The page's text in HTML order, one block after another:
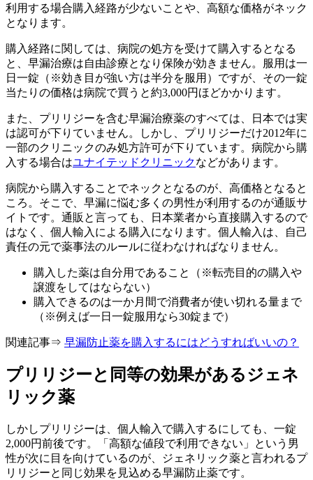
利用する場合購入経路が少ないことや、高額な価格がネック
となります。
購入経路に関しては、病院の処方を受けて購入するとなる
と、早漏治療は自由診療となり保険が効きません。服用は一
日一錠（※効き目が強い方は半分を服用）ですが、その一錠
当たりの価格は病院で買うと約3,000円ほどかかります。
また、プリリジーを含む早漏治療薬のすべては、日本では実
は認可が下りていません。しかし、プリリジーだけ2012年に
一部のクリニックのみ処方許可が下りています。病院から購
入する場合はユナイテッドクリニックなどがあります。
病院から購入することでネックとなるのが、高価格となると
ころ。そこで、早漏に悩む多くの男性が利用するのが通販サ
イトです。通販と言っても、日本業者から直接購入するので
はなく、個人輸入による購入になります。個人輸入は、自己
責任の元で薬事法のルールに従わなければなりません。
購入した薬は自分用であること（※転売目的の購入や
譲渡をしてはならない）
購入できるのは一か月間で消費者が使い切れる量まで
（※例えば一日一錠服用なら30錠まで）
関連記事⇒ 早漏防止薬を購入するにはどうすればいいの？
プリリジーと同等の効果があるジェネ
リック薬
しかしプリリジーは、個人輸入で購入するにしても、一錠
2,000円前後です。「高額な値段で利用できない」という男
性が次に目を向けているのが、ジェネリック薬と言われるプ
リリジーと同じ効果を見込める早漏防止薬です。